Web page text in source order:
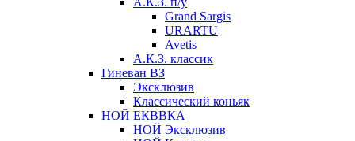
Grand Sargis
URARTU
Avetis
А.К.З. классик
Гиневан ВЗ
Эксклюзив
Классический коньяк
НОЙ ЕКВВКА
НОЙ Эксклюзив